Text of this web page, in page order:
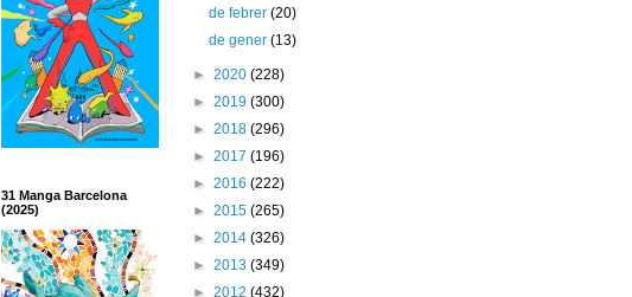
31 Manga Barcelona
(2025)
de febrer(20)
de gener(13)
► 2020 (228)
► 2019 (300)
► 2018 (296)
► 2017 (196)
► 2016 (222)
► 2015 (265)
► 2014 (326)
► 2013 (349)
► 2012 (432)